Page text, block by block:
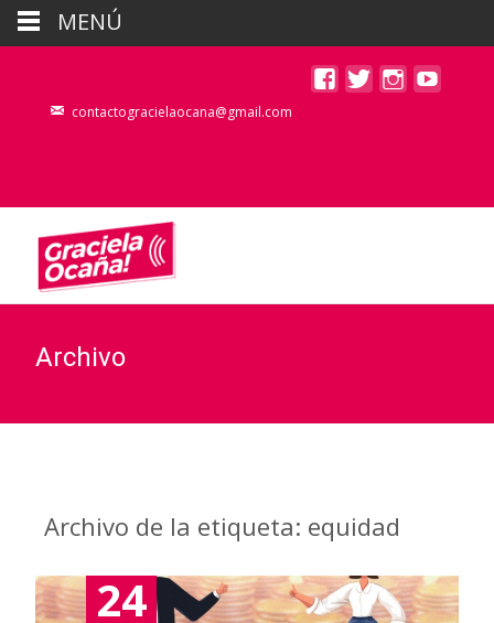
contactogracielaocana@gmail.com
Archivo
Archivo de la etiqueta: equidad
24
MENÚ